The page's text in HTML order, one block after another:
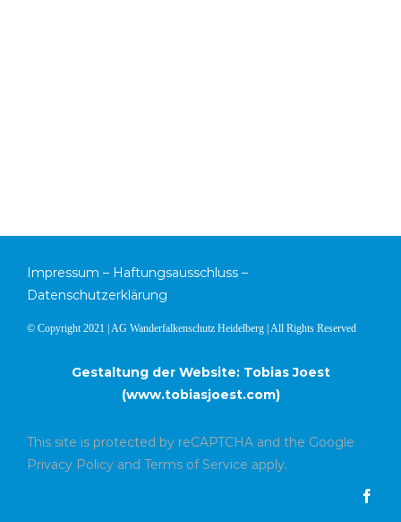
Impressum – Haftungsausschluss –
Datenschutzerklärung
© Copyright 2021 | AG Wanderfalkenschutz Heidelberg | All Rights Reserved
Gestaltung der Website: Tobias Joest
(www.tobiasjoest.com)
This site is protected by reCAPTCHA and the Google
Privacy Policy and Terms of Service apply.